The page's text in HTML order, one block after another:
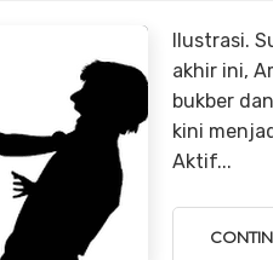
Ilustrasi.
akhir ini,
bukber
kini
Aktif...